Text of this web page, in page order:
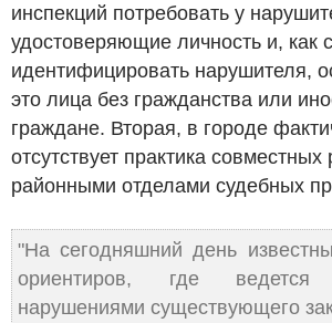
инспекций потребовать у
удостоверяющие личность и, как
идентифицировать нарушителя,
это лица без гражданства или
граждане. Вторая, в городе
отсутствует практика совместных
районными отделами судебных
"На сегодняшний день
ориентиров, где
нарушениями существующего